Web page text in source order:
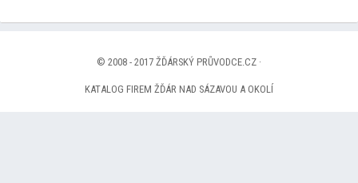
© 2008 - 2017 ŽĎÁRSKÝ PRŮVODCE.CZ ·
KATALOG FIREM ŽĎÁR NAD SÁZAVOU A OKOLÍ